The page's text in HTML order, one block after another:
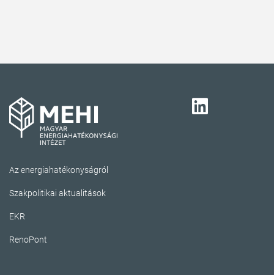
Az energiahatékonyságról
Szakpolitikai aktualitások
EKR
RenoPont